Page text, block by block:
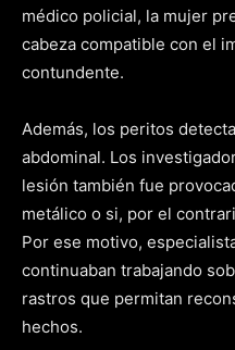
médico policial, la mujer
cabeza compatible con el
contundente.
Además, los peritos
abdominal. Los
lesión también fue
metálico o si, por el
Por ese motivo,
continuaban trabajando
rastros que permitan
hechos.